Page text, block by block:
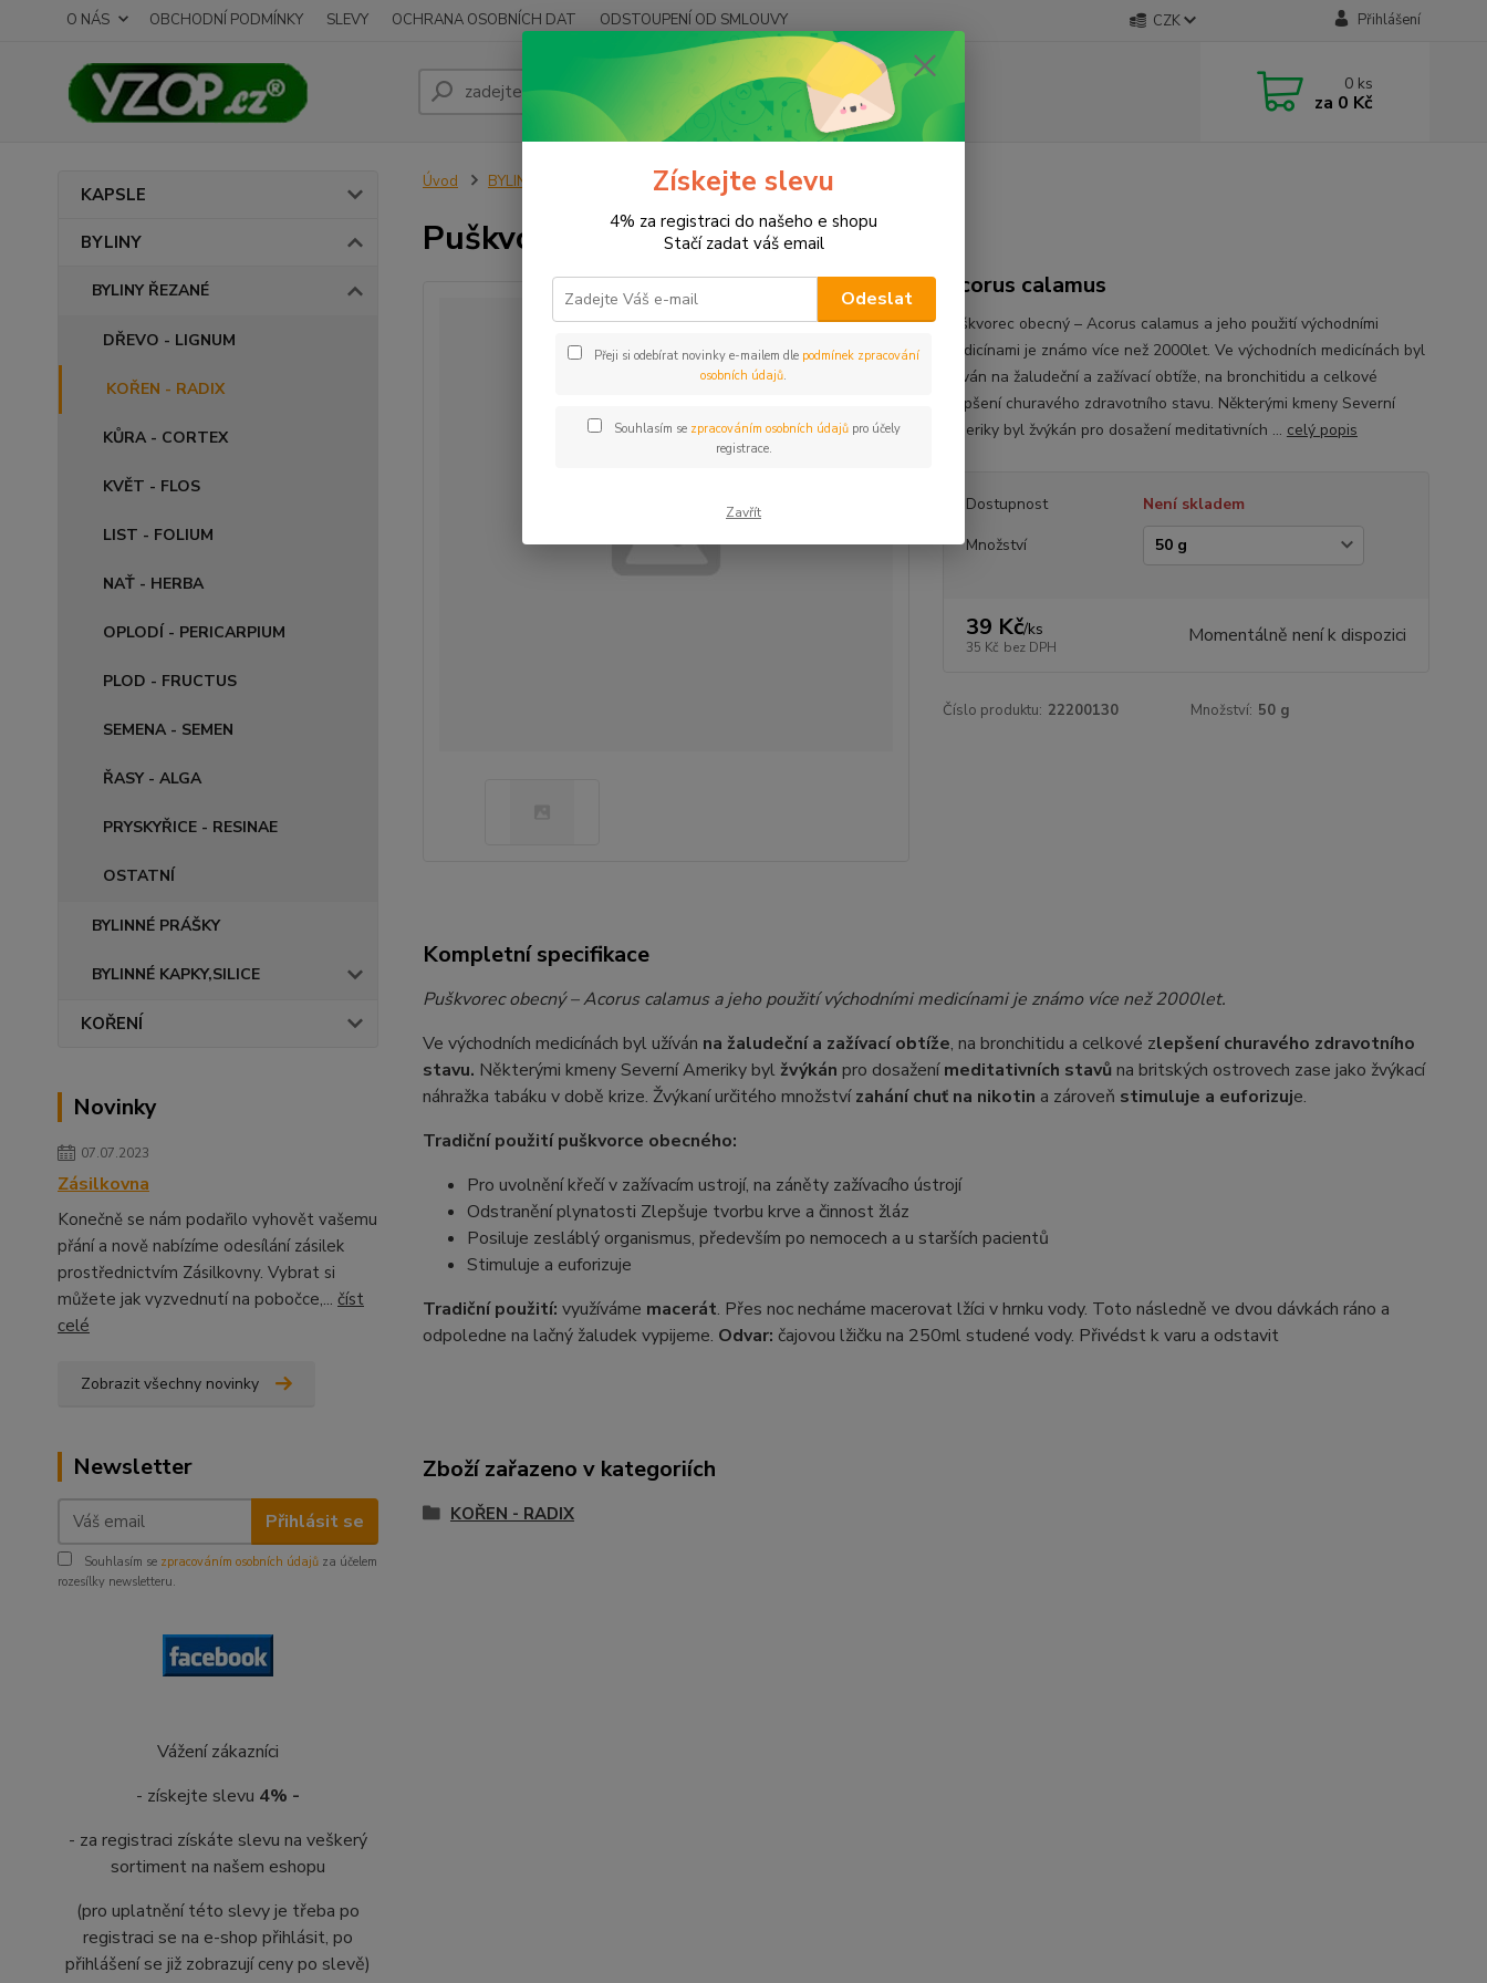
O NÁS OBCHODNÍ PODMÍNKY SLEVY OCHRANA OSOBNÍCH DAT ODSTOUPENÍ OD SMLOUVY CZK Přihlášení
Hledat 0 ks
za 0 Kč
KAPSLE
BYLINY
BYLINY ŘEZANÉ
DŘEVO - LIGNUM
KOŘEN - RADIX
KŮRA - CORTEX
KVĚT - FLOS
LIST - FOLIUM
NAŤ - HERBA
OPLODÍ - PERICARPIUM
PLOD - FRUCTUS
SEMENA - SEMEN
ŘASY - ALGA
PRYSKYŘICE - RESINAE
OSTATNÍ
BYLINNÉ PRÁŠKY
BYLINNÉ KAPKY,SILICE
KOŘENÍ
Novinky
07.07.2023
Zásilkovna
Konečně se nám podařilo vyhovět vašemu
přání a nově nabízíme odesílání zásilek
prostřednictvím Zásilkovny. Vybrat si
můžete jak vyzvednutí na pobočce,... číst
celé
Zobrazit všechny novinky
Newsletter
Přihlásit se
Souhlasím se zpracováním osobních údajů za účelem
rozesílky newsletteru.
Vážení zákazníci
- získejte slevu 4% -
- za registraci získáte slevu na veškerý
sortiment na našem eshopu
(pro uplatnění této slevy je třeba po
registraci se na e-shop přihlásit, po
přihlášení se již zobrazují ceny po slevě)
Úvod BYLINY BYLINY ŘEZANÉ KOŘEN - RADIX Puškvorec obecný
Puškvorec obecný
Acorus calamus
Puškvorec obecný – Acorus calamus a jeho použití východními
medicínami je známo více než 2000let. Ve východních medicínách byl
užíván na žaludeční a zažívací obtíže, na bronchitidu a celkové
zlepšení churavého zdravotního stavu. Některými kmeny Severní
Ameriky byl žvýkán pro dosažení meditativních ... celý popis
Dostupnost
Není skladem
Množství
39 Kč/ks
35 Kč bez DPH Momentálně není k dispozici
Číslo produktu: 22200130 Množství: 50 g
Kompletní specifikace
Puškvorec obecný – Acorus calamus a jeho použití východními medicínami je známo více než 2000let.
Ve východních medicínách byl užíván na žaludeční a zažívací obtíže, na bronchitidu a celkové zlepšení churavého zdravotního
stavu. Některými kmeny Severní Ameriky byl žvýkán pro dosaženímeditativních stavů na britských ostrovech zase jako žvýkací
náhražka tabáku v době krize. Žvýkaní určitého množstvízahání chuť na nikotin a zároveň stimuluje a euforizuje.
Tradiční použití puškvorce obecného:
Pro uvolnění křečí v zažívacím ustrojí, na záněty zažívacího ústrojí
Odstranění plynatosti Zlepšuje tvorbu krve a činnost žláz
Posiluje zesláblý organismus, především po nemocech a u starších pacientů
Stimuluje a euforizuje
Tradiční použití: využíváme macerát. Přes noc necháme macerovat lžíci v hrnku vody. Toto následně ve dvou dávkách ráno a
odpoledne na lačný žaludek vypijeme. Odvar: čajovou lžičku na 250ml studené vody. Přivédst k varu a odstavit
Zboží zařazeno v kategoriích
KOŘEN - RADIX
Získejte slevu
4% za registraci do našeho e shopu
Stačí zadat váš email
Odeslat
Přeji si odebírat novinky e-mailem dle podmínek zpracování
osobních údajů.
Souhlasím se zpracováním osobních údajůpro účely
registrace.
Zavřít